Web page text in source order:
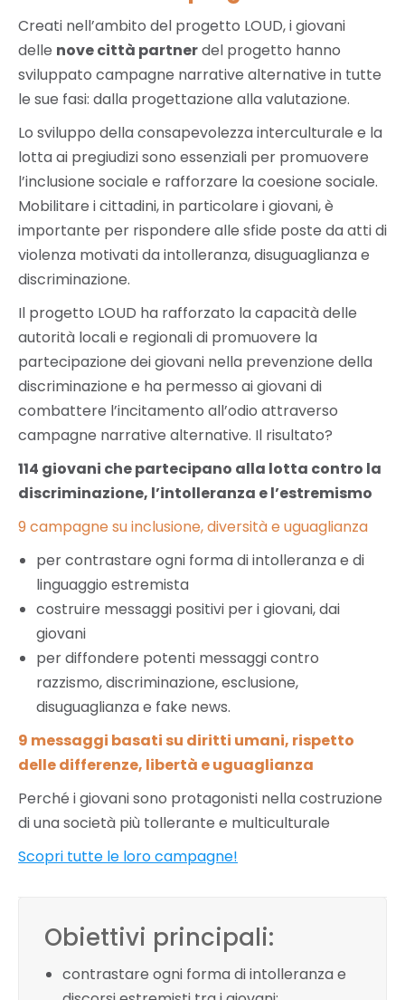
Creati nell’ambito del progetto LOUD, i giovani
delle nove città partnerdel progetto hanno
sviluppato campagne narrative alternative in tutte
le sue fasi: dalla progettazione alla valutazione.
Lo sviluppo della consapevolezza interculturale e la
lotta ai pregiudizi sono essenziali per promuovere
l’inclusione sociale e rafforzare la coesione sociale.
Mobilitare i cittadini, in particolare i giovani, è
importante per rispondere alle sfide poste da atti di
violenza motivati da intolleranza, disuguaglianza e
discriminazione.
Il progetto LOUD ha rafforzato la capacità delle
autorità locali e regionali di promuovere la
partecipazione dei giovani nella prevenzione della
discriminazione e ha permesso ai giovani di
combattere l’incitamento all’odio attraverso
campagne narrative alternative. Il risultato?
114 giovani che partecipano alla lotta contro la
discriminazione, l’intolleranza e l’estremismo
9 campagne su inclusione, diversità e uguaglianza
per contrastare ogni forma di intolleranza e di
linguaggio estremista
costruire messaggi positivi per i giovani, dai
giovani
per diffondere potenti messaggi contro
razzismo, discriminazione, esclusione,
disuguaglianza e fake news.
9 messaggi basati su diritti umani, rispetto
delle differenze, libertà e uguaglianza
Perché i giovani sono protagonisti nella costruzione
di una società più tollerante e multiculturale
Scopri tutte le loro campagne!
Obiettivi principali:
contrastare ogni forma di intolleranza e